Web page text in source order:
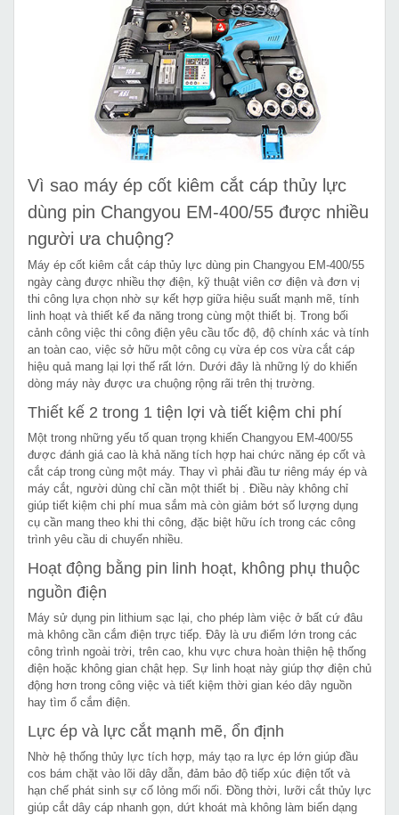
Vì sao máy ép cốt kiêm cắt cáp thủy lực
dùng pin Changyou EM-400/55 được nhiều
người ưa chuộng?
Máy ép cốt kiêm cắt cáp thủy lực dùng pin Changyou EM-400/55
ngày càng được nhiều thợ điện, kỹ thuật viên cơ điện và đơn vị
thi công lựa chọn nhờ sự kết hợp giữa hiệu suất mạnh mẽ, tính
linh hoạt và thiết kế đa năng trong cùng một thiết bị. Trong bối
cảnh công việc thi công điện yêu cầu tốc độ, độ chính xác và tính
an toàn cao, việc sở hữu một công cụ vừa ép cos vừa cắt cáp
hiệu quả mang lại lợi thế rất lớn. Dưới đây là những lý do khiến
dòng máy này được ưa chuộng rộng rãi trên thị trường.
Thiết kế 2 trong 1 tiện lợi và tiết kiệm chi phí
Một trong những yếu tố quan trọng khiến Changyou EM-400/55
được đánh giá cao là khả năng tích hợp hai chức năng ép cốt và
cắt cáp trong cùng một máy. Thay vì phải đầu tư riêng máy ép và
máy cắt, người dùng chỉ cần một thiết bị . Điều này không chỉ
giúp tiết kiệm chi phí mua sắm mà còn giảm bớt số lượng dụng
cụ cần mang theo khi thi công, đặc biệt hữu ích trong các công
trình yêu cầu di chuyển nhiều.
Hoạt động bằng pin linh hoạt, không phụ thuộc
nguồn điện
Máy sử dụng pin lithium sạc lại, cho phép làm việc ở bất cứ đâu
mà không cần cắm điện trực tiếp. Đây là ưu điểm lớn trong các
công trình ngoài trời, trên cao, khu vực chưa hoàn thiện hệ thống
điện hoặc không gian chật hẹp. Sự linh hoạt này giúp thợ điện chủ
động hơn trong công việc và tiết kiệm thời gian kéo dây nguồn
hay tìm ổ cắm điện.
Lực ép và lực cắt mạnh mẽ, ổn định
Nhờ hệ thống thủy lực tích hợp, máy tạo ra lực ép lớn giúp đầu
cos bám chặt vào lõi dây dẫn, đảm bảo độ tiếp xúc điện tốt và
hạn chế phát sinh sự cố lỏng mối nối. Đồng thời, lưỡi cắt thủy lực
giúp cắt dây cáp nhanh gọn, dứt khoát mà không làm biến dạng